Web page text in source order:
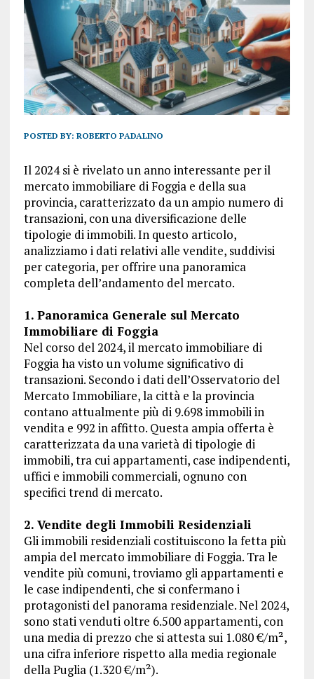
POSTED BY: ROBERTO PADALINO
Il 2024 si è rivelato un anno interessante per il
mercato immobiliare di Foggia e della sua
provincia, caratterizzato da un ampio numero di
transazioni, con una diversificazione delle
tipologie di immobili. In questo articolo,
analizziamo i dati relativi alle vendite, suddivisi
per categoria, per offrire una panoramica
completa dell’andamento del mercato.
1. Panoramica Generale sul Mercato
Immobiliare di Foggia
Nel corso del 2024, il mercato immobiliare di
Foggia ha visto un volume significativo di
transazioni. Secondo i dati dell’Osservatorio del
Mercato Immobiliare, la città e la provincia
contano attualmente più di 9.698 immobili in
vendita e 992 in affitto. Questa ampia offerta è
caratterizzata da una varietà di tipologie di
immobili, tra cui appartamenti, case indipendenti,
uffici e immobili commerciali, ognuno con
specifici trend di mercato.
2. Vendite degli Immobili Residenziali
Gli immobili residenziali costituiscono la fetta più
ampia del mercato immobiliare di Foggia. Tra le
vendite più comuni, troviamo gli appartamenti e
le case indipendenti, che si confermano i
protagonisti del panorama residenziale. Nel 2024,
sono stati venduti oltre 6.500 appartamenti, con
una media di prezzo che si attesta sui 1.080 €/m²,
una cifra inferiore rispetto alla media regionale
della Puglia (1.320 €/m²).